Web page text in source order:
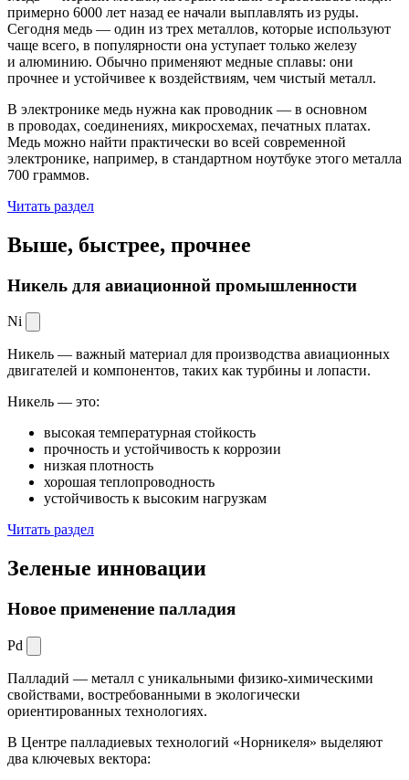
примерно 6000 лет назад ее начали выплавлять из руды.
Сегодня медь — один из трех металлов, которые используют
чаще всего, в популярности она уступает только железу
и алюминию. Обычно применяют медные сплавы: они
прочнее и устойчивее к воздействиям, чем чистый металл.
В электронике медь нужна как проводник — в основном
в проводах, соединениях, микросхемах, печатных платах.
Медь можно найти практически во всей современной
электронике, например, в стандартном ноутбуке этого металла
700 граммов.
Читать раздел
Выше, быстрее, прочнее
Никель для авиационной промышленности
Ni
Никель — важный материал для производства авиационных
двигателей и компонентов, таких как турбины и лопасти.
Никель — это:
высокая температурная стойкость
прочность и устойчивость к коррозии
низкая плотность
хорошая теплопроводность
устойчивость к высоким нагрузкам
Читать раздел
Зеленые инновации
Новое применение палладия
Pd
Палладий — металл с уникальными физико-химическими
свойствами, востребованными в экологически
ориентированных технологиях.
В Центре палладиевых технологий «Норникеля» выделяют
два ключевых вектора: